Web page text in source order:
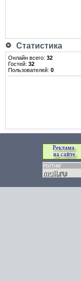
Статистика
Онлайн всего: 32
Гостей: 32
Пользователей: 0